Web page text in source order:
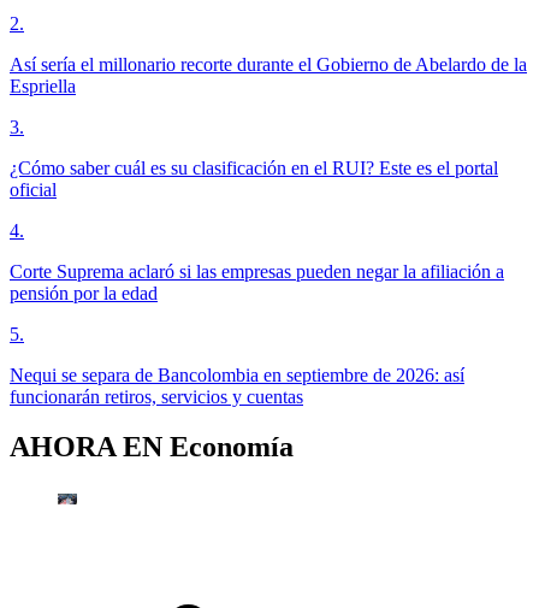
2.
Así sería el millonario recorte durante el Gobierno de Abelardo de la
Espriella
3.
¿Cómo saber cuál es su clasificación en el RUI? Este es el portal
oficial
4.
Corte Suprema aclaró si las empresas pueden negar la afiliación a
pensión por la edad
5.
Nequi se separa de Bancolombia en septiembre de 2026: así
funcionarán retiros, servicios y cuentas
AHORA EN Economía